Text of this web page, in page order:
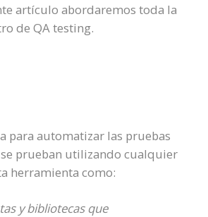
artículo abordaremos toda la
de QA testing.
para automatizar las pruebas
se prueban utilizando cualquier
herramienta como:
y bibliotecas que